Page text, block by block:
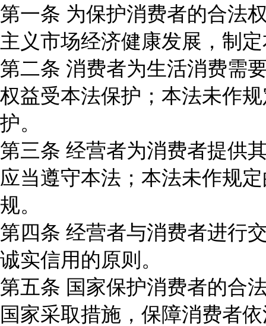
第一条 为保护消费者的合法
主义市场经济健康发展，制
第二条 消费者为生活消费需
权益受本法保护；本法未作
护。
第三条 经营者为消费者提供
应当遵守本法；本法未作规
规。
第四条 经营者与消费者进行
诚实信用的原则。
第五条 国家保护消费者的合
国家采取措施，保障消费者